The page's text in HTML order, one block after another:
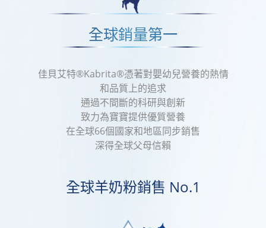
全球銷量第一
佳貝艾特®Kabrita®憑著對嬰幼兒營養的熱情
和品質上的追求
通過不間斷的科研與創新
致力為寶寶提供優質營養
在全球66個國家和地區同步銷售
深得全球父母信賴
全球羊奶粉銷售 No.1